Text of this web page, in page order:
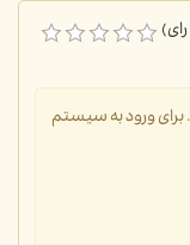
برای ورود به سیستم